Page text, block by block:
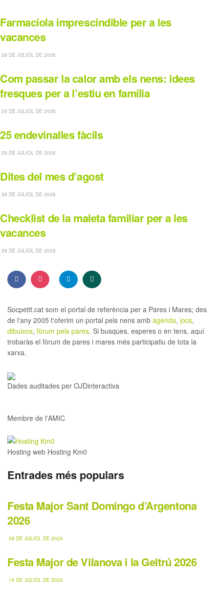
Farmaciola imprescindible per a les
vacances
29 DE JULIOL DE 2026
Com passar la calor amb els nens: idees
fresques per a l’estiu en família
29 DE JULIOL DE 2026
25 endevinalles fàcils
29 DE JULIOL DE 2026
Dites del mes d’agost
29 DE JULIOL DE 2026
Checklist de la maleta familiar per a les
vacances
29 DE JULIOL DE 2026
Socpetit.cat som el portal de referència per a Pares i Mares; des
de l'any 2005 t'oferim un portal pels nens amb agenda, jocs,
dibuixos, fòrum pels pares. Si busques, esperes o en tens, aquí
trobaràs el fòrum de pares i mares més participatiu de tota la
xarxa.
Dades auditades per OJDinteractiva
Membre de l'AMIC
Hosting web Hosting Km0
Entrades més populars
Festa Major Sant Domingo d’Argentona
2026
29 DE JULIOL DE 2026
Festa Major de Vilanova i la Geltrú 2026
16 DE JULIOL DE 2026